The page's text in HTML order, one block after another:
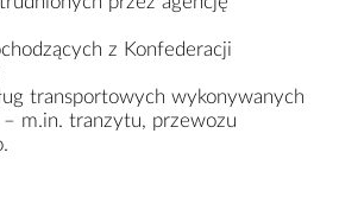
z Konfederacji
transportowych wykonywanych
– m.in. tranzytu, przewozu